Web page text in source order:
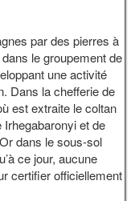
par des pierres à
le groupement de
une activité
Dans la chefferie de
est extraite le coltan
et de
dans le sous-sol
ce jour, aucune
certifier officiellement